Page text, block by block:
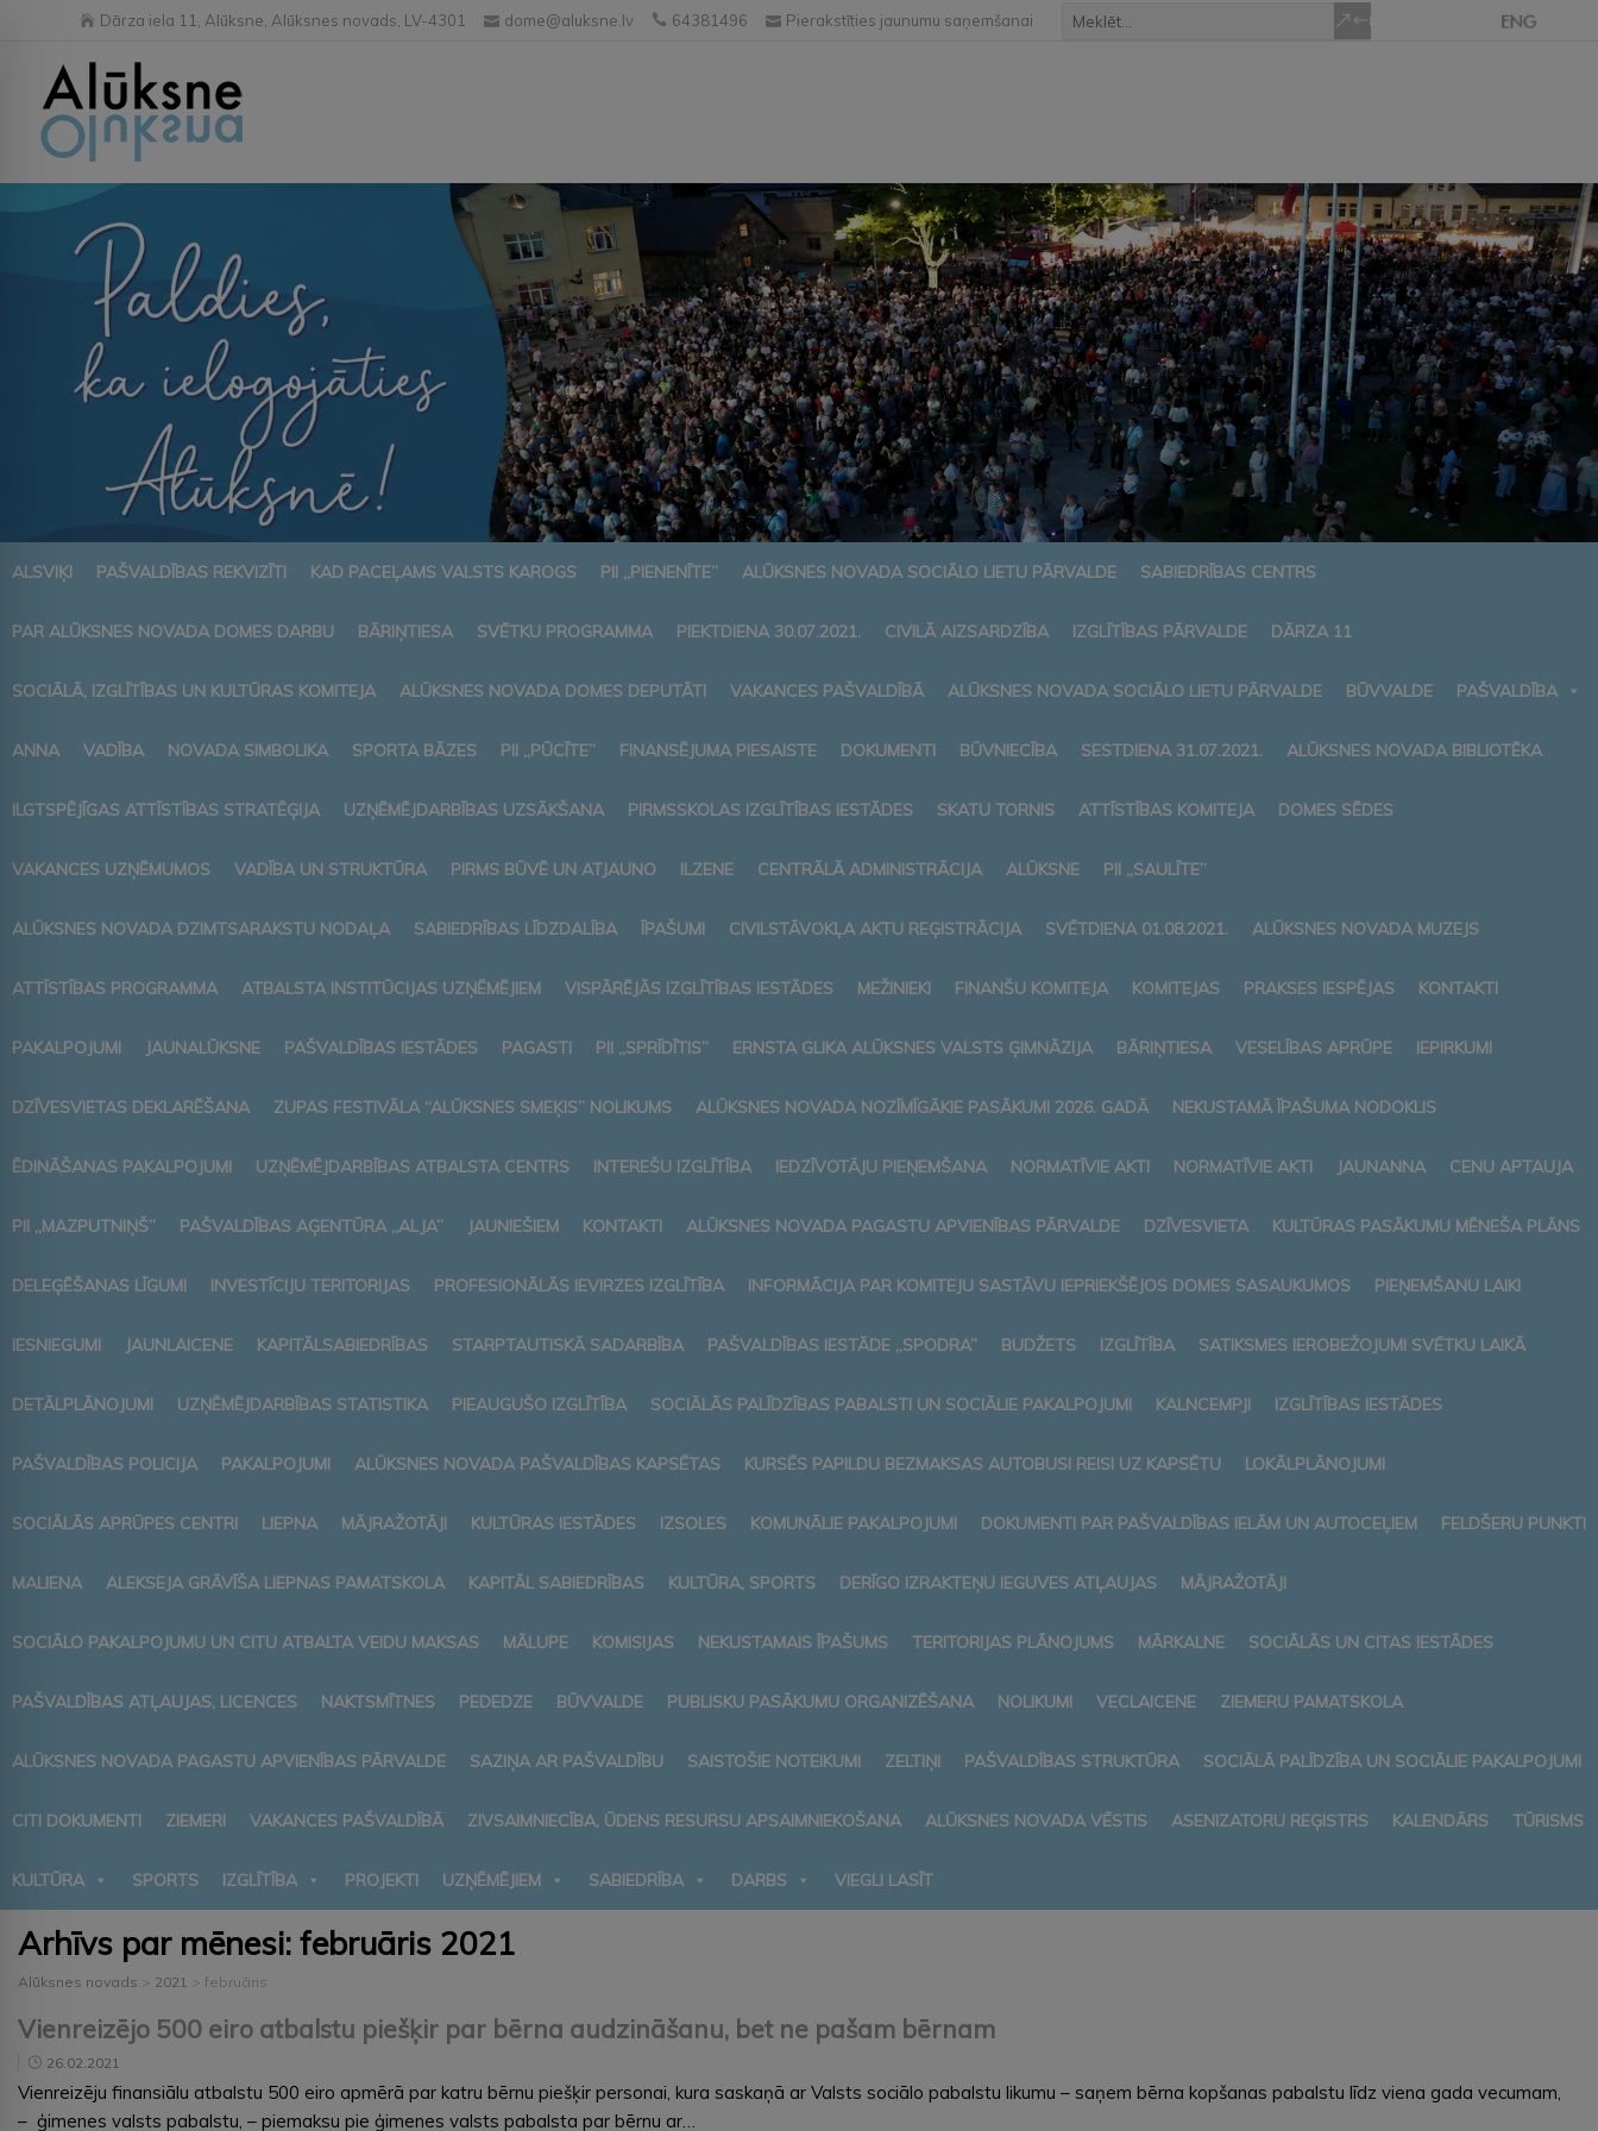
Dārza iela 11, Alūksne, Alūksnes novads, LV-4301 dome@aluksne.lv 64381496 Pierakstīties jaunumu saņemšanai
ALSVIĶI PAŠVALDĪBAS REKVIZĪTI KAD PACEĻAMS VALSTS KAROGS PII „PIENENĪTE” ALŪKSNES NOVADA SOCIĀLO LIETU PĀRVALDE SABIEDRĪBAS CENTRS
PAR ALŪKSNES NOVADA DOMES DARBU BĀRIŅTIESA SVĒTKU PROGRAMMA PIEKTDIENA 30.07.2021. CIVILĀ AIZSARDZĪBA IZGLĪTĪBAS PĀRVALDE DĀRZA 11
SOCIĀLĀ, IZGLĪTĪBAS UN KULTŪRAS KOMITEJA ALŪKSNES NOVADA DOMES DEPUTĀTI VAKANCES PAŠVALDĪBĀ ALŪKSNES NOVADA SOCIĀLO LIETU PĀRVALDE BŪVVALDE PAŠVALDĪBA
ANNA VADĪBA NOVADA SIMBOLIKA SPORTA BĀZES PII „PŪCĪTE” FINANSĒJUMA PIESAISTE DOKUMENTI BŪVNIECĪBA SESTDIENA 31.07.2021. ALŪKSNES NOVADA BIBLIOTĒKA
ILGTSPĒJĪGAS ATTĪSTĪBAS STRATĒĢIJA UZŅĒMĒJDARBĪBAS UZSĀKŠANA PIRMSSKOLAS IZGLĪTĪBAS IESTĀDES SKATU TORNIS ATTĪSTĪBAS KOMITEJA DOMES SĒDES
VAKANCES UZŅĒMUMOS VADĪBA UN STRUKTŪRA PIRMS BŪVĒ UN ATJAUNO ILZENE CENTRĀLĀ ADMINISTRĀCIJA ALŪKSNE PII „SAULĪTE”
ALŪKSNES NOVADA DZIMTSARAKSTU NODAĻA SABIEDRĪBAS LĪDZDALĪBA ĪPAŠUMI CIVILSTĀVOKĻA AKTU REĢISTRĀCIJA SVĒTDIENA 01.08.2021. ALŪKSNES NOVADA MUZEJS
ATTĪSTĪBAS PROGRAMMA ATBALSTA INSTITŪCIJAS UZŅĒMĒJIEM VISPĀRĒJĀS IZGLĪTĪBAS IESTĀDES MEŽINIEKI FINANŠU KOMITEJA KOMITEJAS PRAKSES IESPĒJAS KONTAKTI
PAKALPOJUMI JAUNALŪKSNE PAŠVALDĪBAS IESTĀDES PAGASTI PII „SPRĪDĪTIS” ERNSTA GLIKA ALŪKSNES VALSTS ĢIMNĀZIJA BĀRIŅTIESA VESELĪBAS APRŪPE IEPIRKUMI
DZĪVESVIETAS DEKLARĒŠANA ZUPAS FESTIVĀLA “ALŪKSNES SMEĶIS” NOLIKUMS ALŪKSNES NOVADA NOZĪMĪGĀKIE PASĀKUMI 2026. GADĀ NEKUSTAMĀ ĪPAŠUMA NODOKLIS
ĒDINĀŠANAS PAKALPOJUMI UZŅĒMĒJDARBĪBAS ATBALSTA CENTRS INTEREŠU IZGLĪTĪBA IEDZĪVOTĀJU PIEŅEMŠANA NORMATĪVIE AKTI NORMATĪVIE AKTI JAUNANNA CENU APTAUJA
PII „MAZPUTNIŅŠ” PAŠVALDĪBAS AĢENTŪRA „ALJA” JAUNIEŠIEM KONTAKTI ALŪKSNES NOVADA PAGASTU APVIENĪBAS PĀRVALDE DZĪVESVIETA KULTŪRAS PASĀKUMU MĒNEŠA PLĀNS
DELEĢĒŠANAS LĪGUMI INVESTĪCIJU TERITORIJAS PROFESIONĀLĀS IEVIRZES IZGLĪTĪBA INFORMĀCIJA PAR KOMITEJU SASTĀVU IEPRIEKŠĒJOS DOMES SASAUKUMOS PIEŅEMŠANU LAIKI
IESNIEGUMI JAUNLAICENE KAPITĀLSABIEDRĪBAS STARPTAUTISKĀ SADARBĪBA PAŠVALDĪBAS IESTĀDE „SPODRA” BUDŽETS IZGLĪTĪBA SATIKSMES IEROBEŽOJUMI SVĒTKU LAIKĀ
DETĀLPLĀNOJUMI UZŅĒMĒJDARBĪBAS STATISTIKA PIEAUGUŠO IZGLĪTĪBA SOCIĀLĀS PALĪDZĪBAS PABALSTI UN SOCIĀLIE PAKALPOJUMI KALNCEMPJI IZGLĪTĪBAS IESTĀDES
PAŠVALDĪBAS POLICIJA PAKALPOJUMI ALŪKSNES NOVADA PAŠVALDĪBAS KAPSĒTAS KURSĒS PAPILDU BEZMAKSAS AUTOBUSI REISI UZ KAPSĒTU LOKĀLPLĀNOJUMI
SOCIĀLĀS APRŪPES CENTRI LIEPNA MĀJRAŽOTĀJI KULTŪRAS IESTĀDES IZSOLES KOMUNĀLIE PAKALPOJUMI DOKUMENTI PAR PAŠVALDĪBAS IELĀM UN AUTOCEĻIEM FELDŠERU PUNKTI
MALIENA ALEKSEJA GRĀVĪŠA LIEPNAS PAMATSKOLA KAPITĀL SABIEDRĪBAS KULTŪRA, SPORTS DERĪGO IZRAKTEŅU IEGUVES ATĻAUJAS MĀJRAŽOTĀJI
SOCIĀLO PAKALPOJUMU UN CITU ATBALTA VEIDU MAKSAS MĀLUPE KOMISIJAS NEKUSTAMAIS ĪPAŠUMS TERITORIJAS PLĀNOJUMS MĀRKALNE SOCIĀLĀS UN CITAS IESTĀDES
PAŠVALDĪBAS ATĻAUJAS, LICENCES NAKTSMĪTNES PEDEDZE BŪVVALDE PUBLISKU PASĀKUMU ORGANIZĒŠANA NOLIKUMI VECLAICENE ZIEMERU PAMATSKOLA
ALŪKSNES NOVADA PAGASTU APVIENĪBAS PĀRVALDE SAZIŅA AR PAŠVALDĪBU SAISTOŠIE NOTEIKUMI ZELTIŅI PAŠVALDĪBAS STRUKTŪRA SOCIĀLĀ PALĪDZĪBA UN SOCIĀLIE PAKALPOJUMI
CITI DOKUMENTI ZIEMERI VAKANCES PAŠVALDĪBĀ ZIVSAIMNIECĪBA, ŪDENS RESURSU APSAIMNIEKOŠANA ALŪKSNES NOVADA VĒSTIS ASENIZATORU REĢISTRS KALENDĀRS TŪRISMS
KULTŪRA SPORTS IZGLĪTĪBA PROJEKTI UZŅĒMĒJIEM SABIEDRĪBA DARBS VIEGLI LASĪT
Arhīvs par mēnesi: februāris 2021
Alūksnes novads > 2021 > februāris
Vienreizējo 500 eiro atbalstu piešķir par bērna audzināšanu, bet ne pašam bērnam
26.02.2021
Vienreizēju finansiālu atbalstu 500 eiro apmērā par katru bērnu piešķir personai, kura saskaņā ar Valsts sociālo pabalstu likumu – saņem bērna kopšanas pabalstu līdz viena gada vecumam,
– ģimenes valsts pabalstu, – piemaksu pie ģimenes valsts pabalsta par bērnu ar…